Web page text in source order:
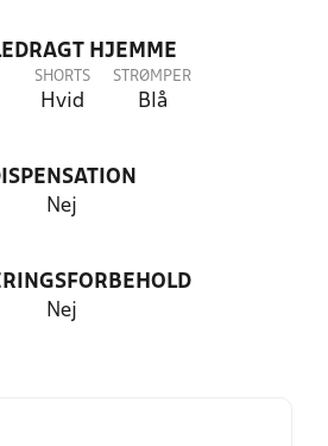
HJEMME
SHORTS
Hvid
STRØMPER
Blå
Nej
Nej